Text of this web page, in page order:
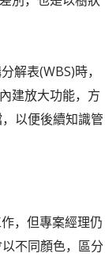
解表(WBS)時，
建放大功能，方
以便後續知識管
，但專案經理仍
不同顏色，區分